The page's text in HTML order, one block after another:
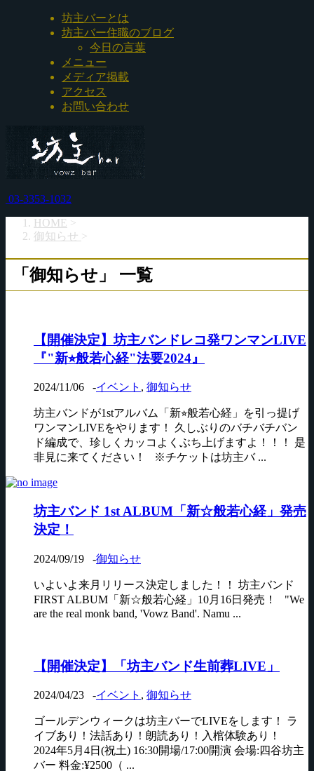
坊主バーとは
坊主バー住職のブログ
今日の言葉
メニュー
メディア掲載
アクセス
お問い合わせ
03-3353-1032
HOME >
御知らせ >
「御知らせ」 一覧
【開催決定】坊主バンドレコ発ワンマンLIVE
『"新⭐︎般若心経"法要2024』
2024/11/06 -イベント , 御知らせ
坊主バンドが1stアルバム「新⭐︎般若心経」を引っ提げ
ワンマンLIVEをやります！ 久しぶりのバチバチバン
ド編成で、珍しくカッコよくぶち上げますよ！！！ 是
非見に来てください！ ※チケットは坊主バ ...
坊主バンド 1st ALBUM「新☆般若心経」発売
決定！
2024/09/19 -御知らせ
いよいよ来月リリース決定しました！！ 坊主バンド
FIRST ALBUM「新☆般若心経」10月16日発売！ "We
are the real monk band, 'Vowz Band'. Namu ...
【開催決定】「坊主バンド生前葬LIVE」
2024/04/23 -イベント , 御知らせ
ゴールデンウィークは坊主バーでLIVEをします！ ラ
イブあり！法話あり！朗読あり！入棺体験あり！
2024年5月4日(祝土) 16:30開場/17:00開演 会場:四谷坊主
バー 料金:¥2500（ ...